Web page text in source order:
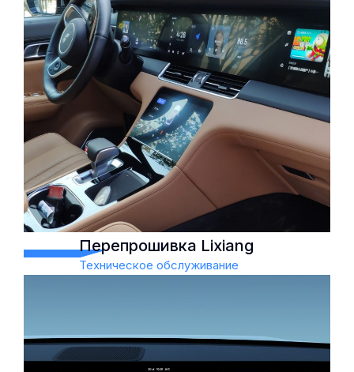
Перепрошивка Lixiang
Техническое обслуживание
Перепрошивка Lixiang